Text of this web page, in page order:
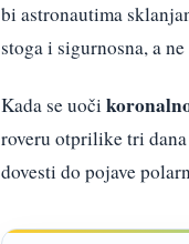
bi astronautima
stoga i sigurnosna, a
Kada se uoči
roveru otprilike tri
dovesti do pojave